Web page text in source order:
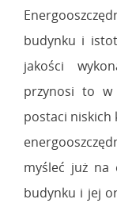
budynku i
jakości
przynosi to w
postaci niskich
myśleć już na
budynku i jej